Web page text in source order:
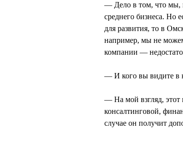
— Дело в том, что мы,
среднего бизнеса. Но
для развития, то в
например, мы не
компании —
— И кого вы видите в
— На мой взгляд, этот
консалтинговой,
случае он получит